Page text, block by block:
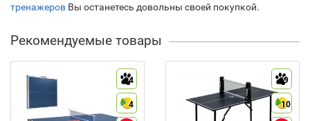
тренажеров Вы останетесь довольны своей покупкой.
Рекомендуемые товары
4
4
9
10